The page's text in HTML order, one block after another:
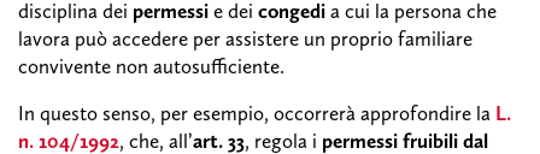
disciplina dei permessi e dei congedi a cui la persona che
lavora può accedere per assistere un proprio familiare
convivente non autosufficiente.
In questo senso, per esempio, occorrerà approfondire la L.
n. 104/1992, che, all’art. 33, regola i permessi fruibili dal